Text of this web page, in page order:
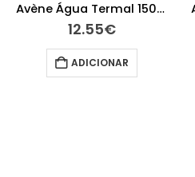
Avène Leite Limpeza 200 ml
19.25€
ADICIONAR